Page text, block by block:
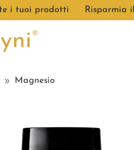
prodotti ●Risparmia il
9 Magnesio